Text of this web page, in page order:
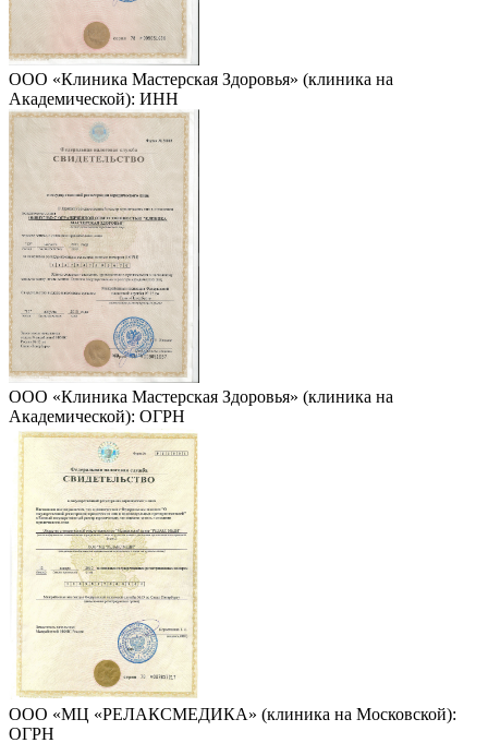
ООО «Клиника Мастерская Здоровья» (клиника на
Академической): ИНН
ООО «Клиника Мастерская Здоровья» (клиника на
Академической): ОГРН
ООО «МЦ «РЕЛАКСМЕДИКА» (клиника на Московской):
ОГРН